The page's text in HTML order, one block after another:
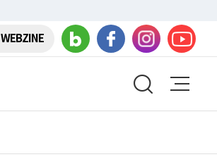
WEBZINE